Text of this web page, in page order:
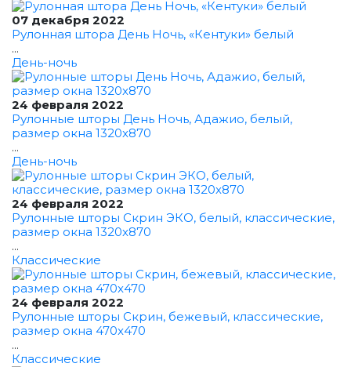
07 декабря 2022
Рулонная штора День Ночь, «Кентуки» белый
...
День-ночь
24 февраля 2022
Рулонные шторы День Ночь, Адажио, белый,
размер окна 1320x870
...
День-ночь
24 февраля 2022
Рулонные шторы Скрин ЭКО, белый, классические,
размер окна 1320x870
...
Классические
24 февраля 2022
Рулонные шторы Скрин, бежевый, классические,
размер окна 470x470
...
Классические